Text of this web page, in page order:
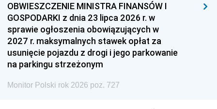
OBWIESZCZENIE MINISTRA FINANSÓW I
GOSPODARKI z dnia 23 lipca 2026 r. w
sprawie ogłoszenia obowiązujących w
2027 r. maksymalnych stawek opłat za
usunięcie pojazdu z drogi i jego parkowanie
na parkingu strzeżonym
Monitor Polski rok 2026 poz. 727